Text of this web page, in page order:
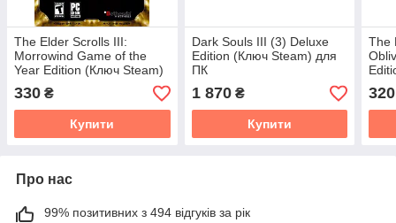
The Elder Scrolls III:
Morrowind Game of the
Year Edition (Ключ Steam)
для ПК
330 ₴
Купити
Dark Souls III (3) Deluxe
Edition (Ключ Steam) для
ПК
1 870₴
Купити
The
320
Про нас
99% позитивних з 494 відгуків за рік